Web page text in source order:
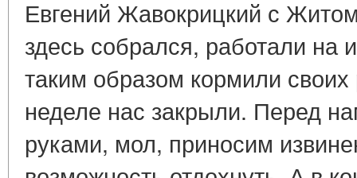
Евгений Жавокрицкий с
здесь собрался, работали на
таким образом кормили
неделе нас закрыли. Перед
руками, мол, приносим